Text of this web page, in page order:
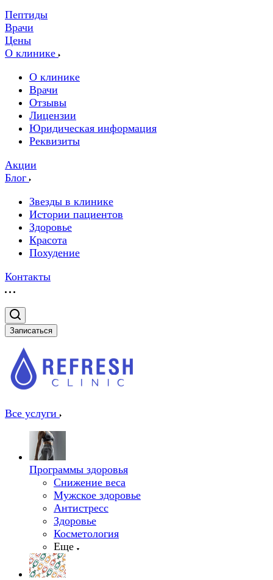
Пептиды
Врачи
Цены
О клинике
О клинике
Врачи
Отзывы
Лицензии
Юридическая информация
Реквизиты
Акции
Блог
Звезды в клинике
Истории пациентов
Здоровье
Красота
Похудение
Контакты
Записаться
Все услуги
Программы здоровья
Снижение веса
Мужское здоровье
Антистресс
Здоровье
Косметология
Еще